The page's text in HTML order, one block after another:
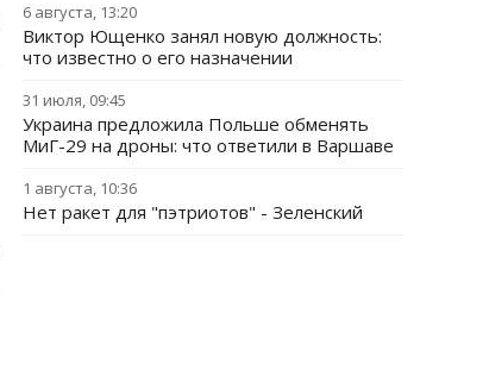
6 августа, 13:20
Виктор Ющенко занял новую должность:
что известно о его назначении
31 июля, 09:45
Украина предложила Польше обменять
МиГ-29 на дроны: что ответили в Варшаве
1 августа, 10:36
Нет ракет для "пэтриотов" - Зеленский